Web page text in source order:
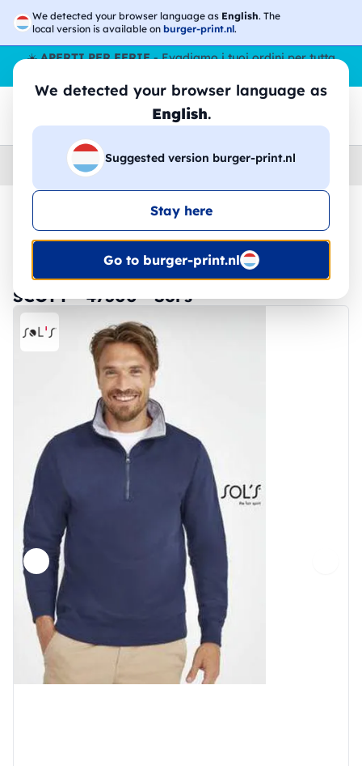
We detected your browser language as English. The
local version is available on burger-print.nl.
We detected your browser language as
English.
Suggested version burger-print.nl
Stay here
Go to burger-print.nl
☀️APERTI PER FERIE- Evadiamo i tuoi ordini per tutta
Felpe › Uomo
🔥 -30% Stampa DTF
SCOTT - 47300 - Sol's